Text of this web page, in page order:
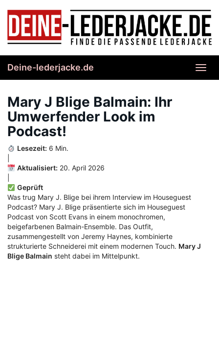
content
Deine-lederjacke.de
Mary J Blige Balmain: Ihr
Umwerfender Look im
Podcast!
Lesezeit: 6 Min.
Aktualisiert: 20. April 2026
Geprüft
Was trug Mary J. Blige bei ihrem Interview im Houseguest
Podcast? Mary J. Blige präsentierte sich im Houseguest
Podcast von Scott Evans in einem monochromen,
beigefarbenen Balmain-Ensemble. Das Outfit,
zusammengestellt von Jeremy Haynes, kombinierte
strukturierte Schneiderei mit einem modernen Touch. Mary J
Blige Balmain steht dabei im Mittelpunkt.